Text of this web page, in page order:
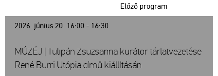
2026. június 20. 16:00 - 16:30
Előző program
MÚZÉJ | Tulipán Zsuzsanna kurátor tárlatvezetése
René Burri Utópia című kiállításán